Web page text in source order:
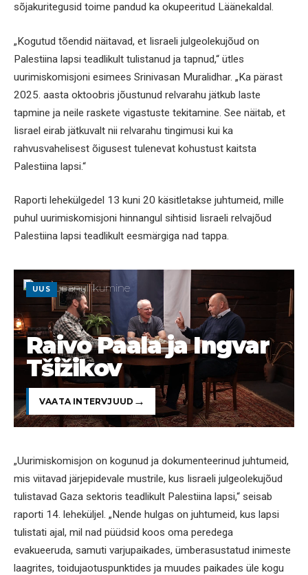
sõjakuritegusid toime pandud ka okupeeritud Läänekaldal.
„Kogutud tõendid näitavad, et Iisraeli julgeolekujõud on
Palestiina lapsi teadlikult tulistanud ja tapnud,“ ütles
uurimiskomisjoni esimees Srinivasan Muralidhar. „Ka pärast
2025. aasta oktoobris jõustunud relvarahu jätkub laste
tapmine ja neile raskete vigastuste tekitamine. See näitab, et
Iisrael eirab jätkuvalt nii relvarahu tingimusi kui ka
rahvusvahelisest õigusest tulenevat kohustust kaitsta
Palestiina lapsi.“
Raporti lehekülgedel 13 kuni 20 käsitletakse juhtumeid, mille
puhul uurimiskomisjoni hinnangul sihtisid Iisraeli relvajõud
Palestiina lapsi teadlikult eesmärgiga nad tappa.
UUS
Raivo Paala ja Ingvar
Tšižikov
VAATA INTERVJUUD
„Uurimiskomisjon on kogunud ja dokumenteerinud juhtumeid,
mis viitavad järjepidevale mustrile, kus Iisraeli julgeolekujõud
tulistavad Gaza sektoris teadlikult Palestiina lapsi,“ seisab
raporti 14. leheküljel. „Nende hulgas on juhtumeid, kus lapsi
tulistati ajal, mil nad püüdsid koos oma peredega
evakueeruda, samuti varjupaikades, ümberasustatud inimeste
laagrites, toidujaotuspunktides ja muudes paikades üle kogu